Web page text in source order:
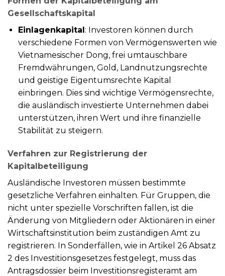
Gesellschaftskapital
Einlagenkapital : Investoren können durch
verschiedene Formen von Vermögenswerten wie
Vietnamesischer Dong, frei umtauschbare
Fremdwährungen, Gold, Landnutzungsrechte
und geistige Eigentumsrechte Kapital
einbringen. Dies sind wichtige Vermögensrechte,
die ausländisch investierte Unternehmen dabei
unterstützen, ihren Wert und ihre finanzielle
Stabilität zu steigern.
Verfahren zur Registrierung der
Kapitalbeteiligung
Ausländische Investoren müssen bestimmte
gesetzliche Verfahren einhalten. Für Gruppen, die
nicht unter spezielle Vorschriften fallen, ist die
Änderung von Mitgliedern oder Aktionären in einer
Wirtschaftsinstitution beim zuständigen Amt zu
registrieren. In Sonderfällen, wie in Artikel 26 Absatz
2 des Investitionsgesetzes festgelegt, muss das
Antragsdossier beim Investitionsregisteramt am